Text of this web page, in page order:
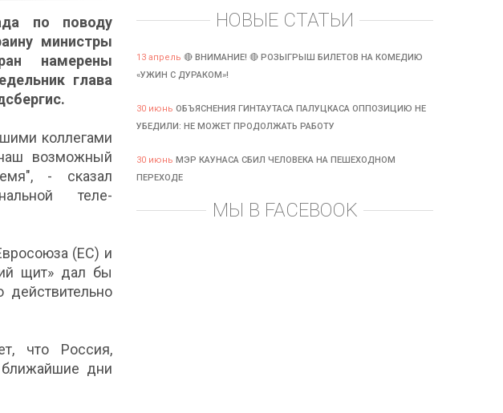
по поводу
министры
намерены
глава
коллегами
возможный
- сказал
теле-
(ЕС) и
щит» дал бы
что Россия,
дни
НОВЫЕ СТАТЬИ
13 апрель 🔴 ВНИМАНИЕ! 🔴 РОЗЫГРЫШ БИЛЕТОВ НА КОМЕДИЮ
«УЖИН С ДУРАКОМ»!
30 июнь ОБЪЯСНЕНИЯ ГИНТАУТАСА ПАЛУЦКАСА ОППОЗИЦИЮ НЕ
УБЕДИЛИ: НЕ МОЖЕТ ПРОДОЛЖАТЬ РАБОТУ
30 июнь МЭР КАУНАСА СБИЛ ЧЕЛОВЕКА НА ПЕШЕХОДНОМ
ПЕРЕХОДЕ
МЫ В FACEBOOK